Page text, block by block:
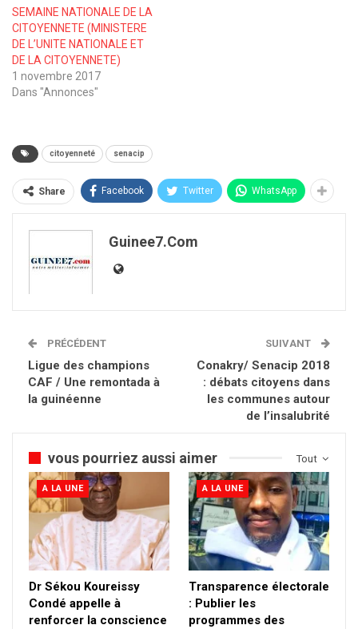
SEMAINE NATIONALE DE LA
CITOYENNETE (MINISTERE
DE L’UNITE NATIONALE ET
DE LA CITOYENNETE)
1 novembre 2017
Dans "Annonces"
citoyenneté senacip
Share Facebook Twitter WhatsApp
Guinee7.com
PRÉCÉDENT
Ligue des champions
CAF / Une remontada à
la guinéenne
SUIVANT
Conakry/ Senacip 2018
: débats citoyens dans
les communes autour
de l’insalubrité
Tout
vous pourriez aussi aimer
A LA UNE
Dr Sékou Koureissy
Condé appelle à
renforcer la conscience
A LA UNE
Transparence électorale
: Publier les
programmes des